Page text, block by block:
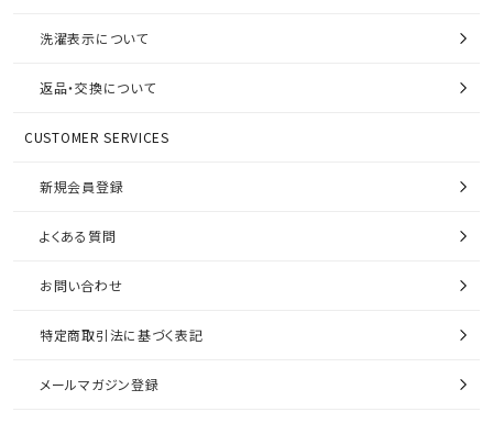
洗濯表示について
返品・交換について
CUSTOMER SERVICES
新規会員登録
よくある質問
お問い合わせ
特定商取引法に基づく表記
メールマガジン登録